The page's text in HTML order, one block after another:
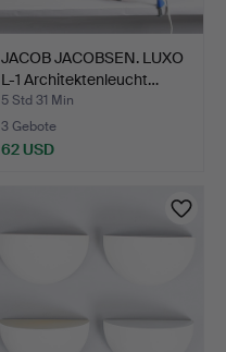
JACOB JACOBSEN. LUXO
L-1 Architektenleucht…
5 Std 31 Min
3 Gebote
62 USD